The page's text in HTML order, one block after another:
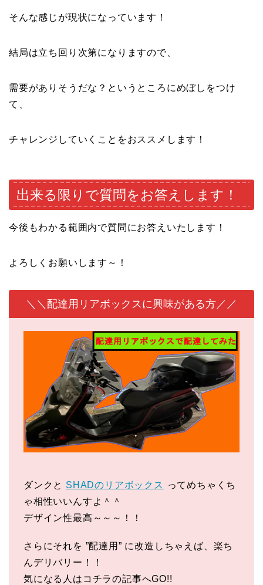
そんな感じが現状になっています！
結局は立ち回り次第になりますので、
需要がありそうだな？というところにめぼしをつけ
て、
チャレンジしていくことをおススメします！
出来る限りで質問をお答えします！
今後もわかる範囲内で質問にお答えいたします！
よろしくお願いします～！
＼＼配達用リアボックスに興味がある方／／
ダンクと SHADのリアボックス
ってめちゃくち
ゃ相性いいんすよ＾＾
デザイン性最高～～～！！
さらにそれを ”配達用” に改造しちゃえば、楽ち
んデリバリー！！
気になる人はコチラの記事へGO!!